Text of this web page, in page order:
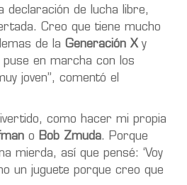
declaración de lucha libre,
Creo que tiene mucho
de la Generación Xy
en marcha con los
joven”, comentó el
como hacer mi propia
o Bob Zmuda. Porque
mierda, así que pensé: ‘Voy
un juguete porque creo que